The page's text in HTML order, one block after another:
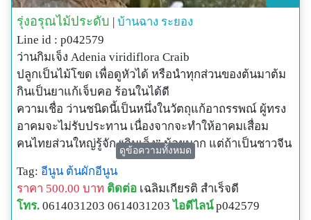
รุ่งอรุณไม้ประดับ | บ้านฉาง ระยอง
Line id : p042579
ว่านกิมเจ็ง Adenia viridiflora Craib
ปลูกเป็นไม้โขด เพื่อดูหัวได้ หรือนำทุกส่วนของต้นมาต้ม
กินเป็นยาแก้เจ็บคอ ร้อนในได้ดี
ความเชื่อ ว่านชนิดนี้เป็นหนึ่งในวัตถุแก้อาถรรพณ์ ผู้ทรง
อาคมจะไม่รับประทาน เนื่องจากจะทำให้อาคมเสื่อม
คนไทยส่วนใหญ่รู้จัก “กิมเจ็ง” น้อยมาก แต่ถ้าเป็นชาวจีน
หรือชาวไทยเชื้อสายจีนรุ่นเก่าๆ จะคุ้นเคยและรู้จัก “กิม
เจ็ง” เป็นอย่างดี เนื่องจากหัวของ “กิมเจ็ง” มีคุณค่าและมี
สรรพคุณเป็นยาบำรุงกำลังชั้นดี โดย ชาวจีนนิยมเอาหัว
แบบสดๆของ “กิมเจ็ง” กะจำนวนพอประมาณต้มกับหมู
ดูข้อความทั้งหมด
Tag: อีนูน ต้นผักอีนูน
ราคา 500.00 บาท ติดต่อ เฉลิมเกียรติ สำเร็จดี
โทร. 0614031203 0614031203 ไอดีไลน์ p042579